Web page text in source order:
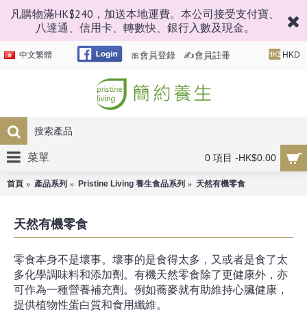
凡購物滿HK$240，加送本地運費。本公司接受支付寶、
八達通、信用卡、轉數快、銀行入數及現金。
中文繁體 HK$ HKD
🎀會員登錄 ✍會員註冊
0 項目 -HK$0.00
菜單
首頁 產品系列 Pristine Living 養生食品系列 天然有機零食
天然有機零食
零食本身不是壞事。壞事的是食得太多，又或者是食了太
多化學調味料和添加劑。有機天然零食除了更健康外，亦
可作為一種營養補充劑。例如蕎麥就有助維持心臟健康，
提供植物性蛋白質和食用纖維。